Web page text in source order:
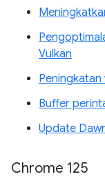
Vulkan
Buffer
Update
Chrome 125